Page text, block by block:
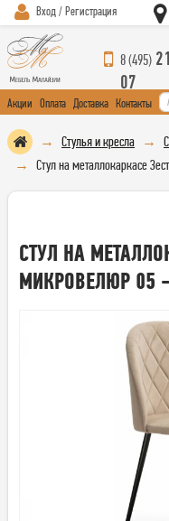
Вход / Регистрация
8 (495)
07
Акции Оплата Доставка Контакты
Стулья и кресла
Стул на металлокаркасе
СТУЛ НА
МИКРОВЕЛЮР 05